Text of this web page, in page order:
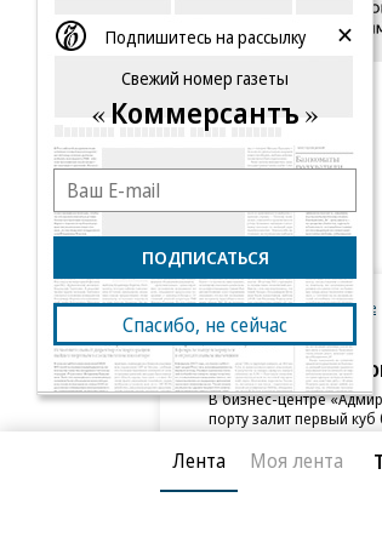
Новости компаний Все
06.08.2026
ГК «Галс-
В бизнес-центре
порту залит первый куб
Лента Моя лента
Подпишитесь на рассылку
Свежий номер газеты
Коммерсантъ
ПОДПИСАТЬСЯ
Спасибо, не сейчас